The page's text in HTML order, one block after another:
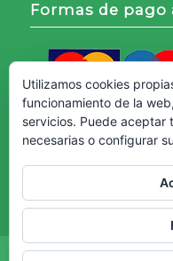
Formas de pago
Utilizamos cookies
funcionamiento de la
servicios. Puede aceptar
necesarias o configurar